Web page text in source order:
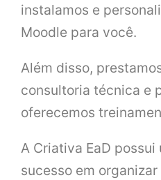
instalamos e
Moodle para você.
Além disso,
consultoria técnica e
oferecemos
A Criativa EaD
sucesso em